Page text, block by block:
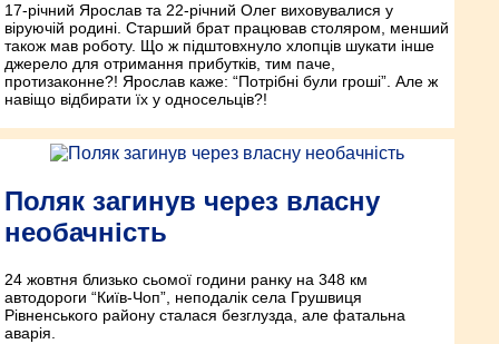
17-річний Ярослав та 22-річний Олег виховувалися у
віруючій родині. Старший брат працював столяром, менший
також мав роботу. Що ж підштовхнуло хлопців шукати інше
джерело для отримання прибутків, тим паче,
протизаконне?! Ярослав каже: “Потрібні були гроші”. Але ж
навіщо відбирати їх у односельців?!
Поляк загинув через власну
необачність
24 жовтня близько сьомої години ранку на 348 км
автодороги “Київ-Чоп”, неподалік села Грушвиця
Рівненського району сталася безглузда, але фатальна
аварія.